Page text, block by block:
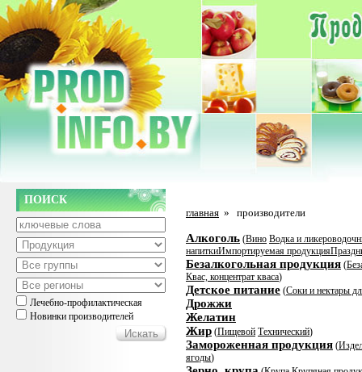
ПОИСК
Лечебно-профилактическая
Новинки производителей
главная » производители
Алкоголь (Вино Водка и
напиткиИмпортируемая продукция
Безалкогольная продукция (
Квас, концентрат кваса)
Детское питание (Соки и нектары
Дрожжи
Желатин
Жир (Пищевой Технический)
Замороженная продукция (
ягоды)